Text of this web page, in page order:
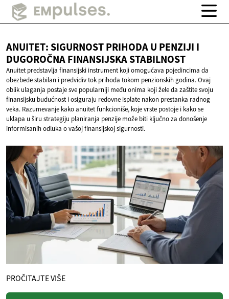
ANUITET: SIGURNOST PRIHODA U PENZIJI I
DUGOROČNAFINANSIJSKA STABILNOST
Anuitet predstavlja finansijski instrument koji omogućava pojedincima da
obezbede stabilan i predvidiv tok prihoda tokom penzionskih godina. Ovaj
oblik ulaganja postaje sve popularniji među onima koji žele da zaštite svoju
finansijsku budućnost i osiguraju redovne isplate nakon prestanka radnog
veka. Razumevanje kako anuitet funkcioniše, koje vrste postoje i kako se
uklapa u širu strategiju planiranja penzije može biti ključno za donošenje
informisanih odluka o vašoj finansijskoj sigurnosti.
PROČITAJTE VIŠE